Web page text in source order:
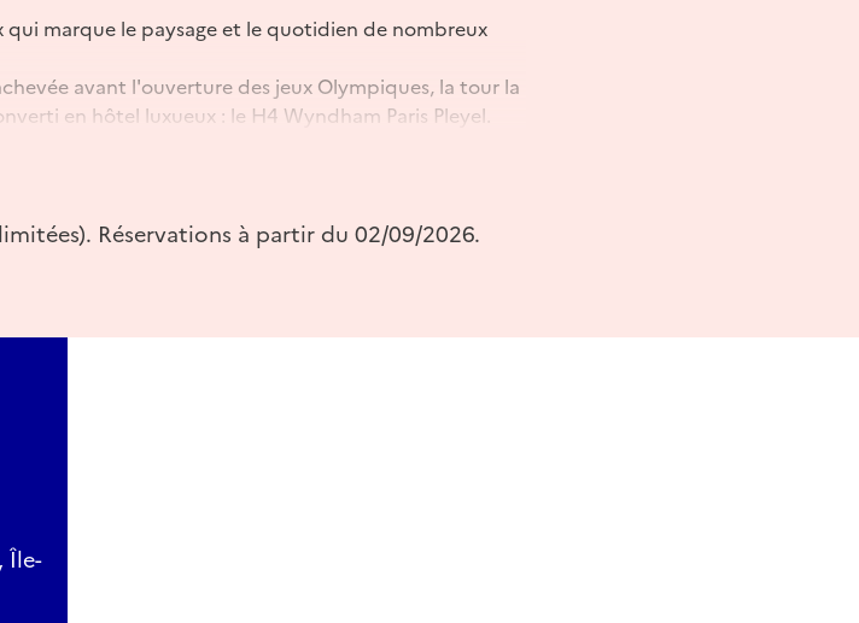
marque le paysage et le quotidien de nombreux
avant l'ouverture des jeux Olympiques, la tour la
en hôtel luxueux : le H4 Wyndham Paris Pleyel.
incessantes qui ont marqué la Seine-Saint-
Réservations à partir du 02/09/2026.
Île-